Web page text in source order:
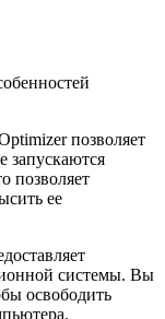
позволяет
запускаются
позволяет
ее
системы. Вы
освободить